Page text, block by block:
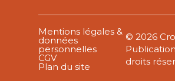
Mentions légales &
données
personnelles
CGV
Plan du site
© 2026
droits